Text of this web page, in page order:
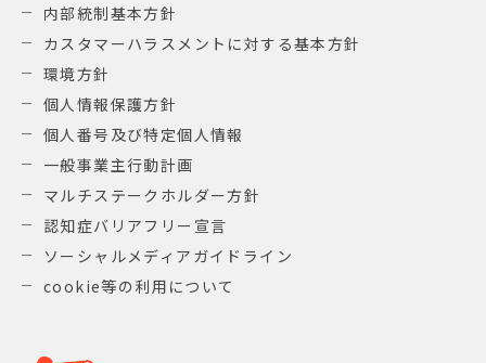
内部統制基本方針
カスタマーハラスメントに対する基本方針
環境方針
個人情報保護方針
個人番号及び特定個人情報
一般事業主行動計画
マルチステークホルダー方針
認知症バリアフリー宣言
ソーシャルメディアガイドライン
cookie等の利用について